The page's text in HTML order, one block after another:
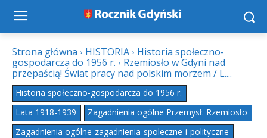
Strona główna HISTORIA
Historia społeczno-
gospodarcza do 1956 r.
Rzemiosło w Gdyni nad
przepaścią! Świat pracy nad polskim morzem / L....
Historia społeczno-gospodarcza do 1956 r.
Lata 1918-1939
Zagadnienia ogólne Przemysł. Rzemiosło
Zagadnienia ogólne-zagadnienia-spoleczne-i-polityczne